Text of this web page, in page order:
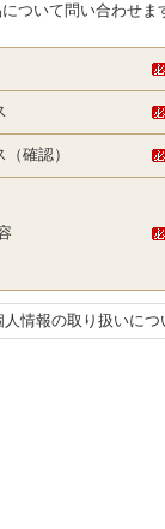
ついて問い合わせま
確認）
人情報の取り扱いにつ